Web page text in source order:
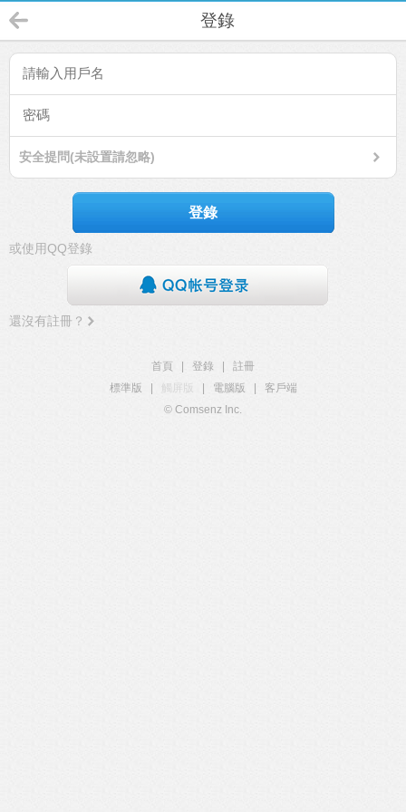
登錄
安全提問(未設置請忽略)
登錄
或使用QQ登錄
還沒有註冊？
首頁 登錄
註冊
標準版
觸屏版 電腦版
客戶端
© Comsenz Inc.